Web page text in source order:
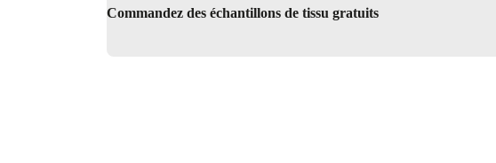
Commandez des échantillons de tissu gratuits